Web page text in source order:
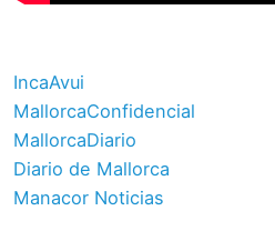
IncaAvui
MallorcaConfidencial
MallorcaDiario
Diario de Mallorca
Manacor Noticias